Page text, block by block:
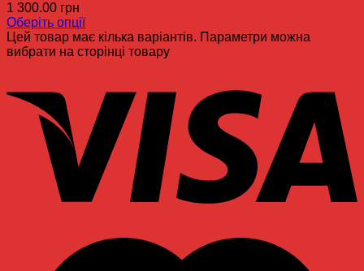
1 300.00 грн
Оберіть опції
Цей товар має кілька варіантів. Параметри можна
вибрати на сторінці товару